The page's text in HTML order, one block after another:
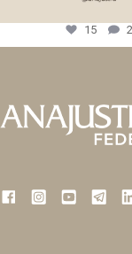
15 2